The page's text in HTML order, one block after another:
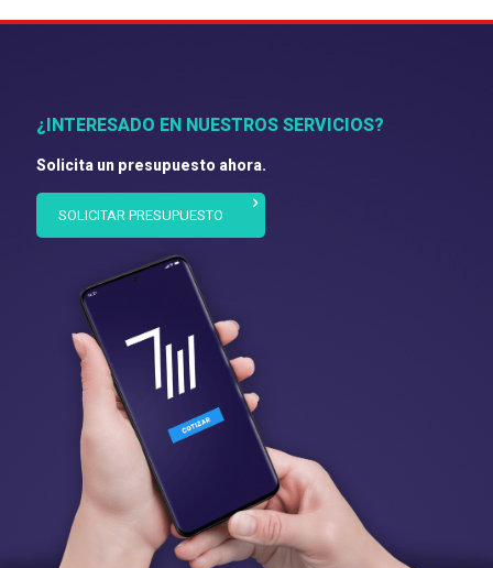
¿INTERESADO EN NUESTROS SERVICIOS?
Solicita un presupuesto ahora.
SOLICITAR PRESUPUESTO